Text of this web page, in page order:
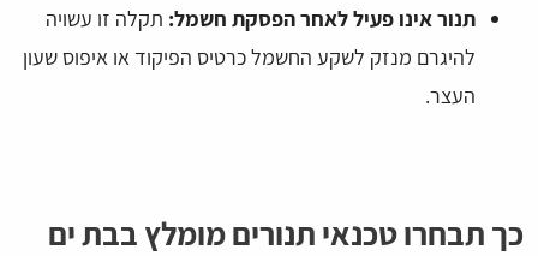
תנור אינו פעיל לאחר הפסקת חשמל: תקלה זו עשויה
להיגרם מנזק לשקע החשמל כרטיס הפיקוד או איפוס שעון
העצר.
כך תבחרו טכנאי תנורים מומלץ בבת ים